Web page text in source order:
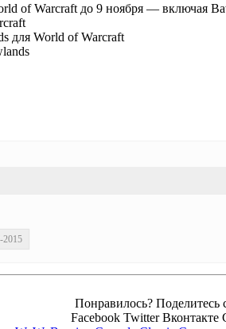
of Warcraft до 9 ноября — включая
для World of Warcraft
2015
Понравилось? Поделитесь
Facebook Twitter Вконтакте